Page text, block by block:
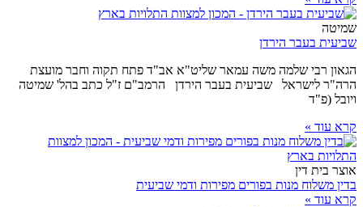
שמיטה
שביעית בעבר הירדן
הגאון רבי שלמה משה עמאר שליט"א אב"ד פתח תקוה וחבר מועצת
הרה"ר לישראל שביעית בעבר הירדן הרמב"ם ז"ל כתב בהל' שמיטה
ויובל (פ"ד
קרא עוד »
אוצר בית דין
בדין משלוח מנות בפורים מפירות ודמי שביעית
קרא עוד »